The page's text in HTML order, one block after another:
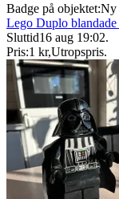
Badge på objektet:Ny
Lego Duplo
Sluttid16 aug 19:02.
Pris:1 kr,Utropspris.